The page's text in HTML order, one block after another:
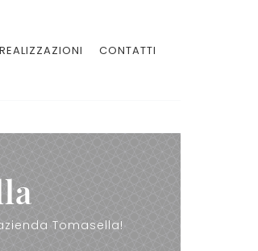
REALIZZAZIONI CONTATTI
Tomasella!